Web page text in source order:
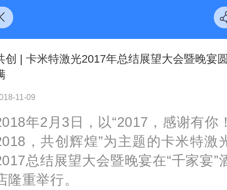
创 | 卡米特激光2017年总结展望大会暨晚宴圆
11-09
年2月3日，以“2017，感谢有你！
，共创辉煌”为主题的卡米特激
总结展望大会暨晚宴在“千家宴”
隆重举行。